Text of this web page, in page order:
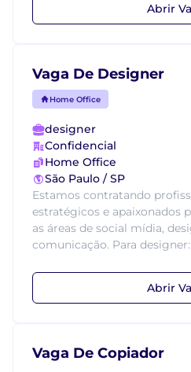
Abrir
Vaga De Designer
Home Office
designer
Confidencial
Home Office
São Paulo / SP
Estamos contratando
estratégicos e apaixonados
as áreas de social mídia,
comunicação. Para designer:
Abrir
Vaga De Copiador